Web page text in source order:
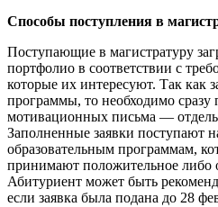
Способы поступления в
Поступающие в магистратуру
портфолио в соответствии с
которые их интересуют. Так как
программы, то необходимо сразу
мотивационных письма —
Заполненные заявки поступают
образовательным программам,
принимают положительное либо
Абитуриент может быть
если заявка была подана до 28